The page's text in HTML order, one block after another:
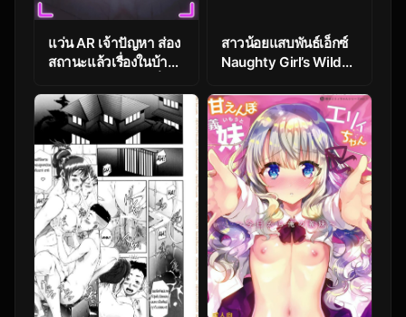
แว่น AR เจ้าปัญหา ส่อง
สถานะแล้วเรื่องในบ้าน
[Pz-x] My AR
glasses can see
various stats about
my foster sister
สาวน้อยแสบพันธ์เอ็กซ์
Naughty Girl’s Wild